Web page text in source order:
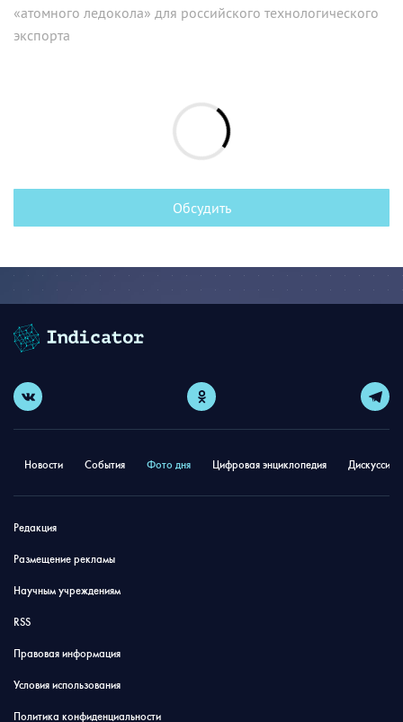
«атомного ледокола» для российского технологического
экспорта
Обсудить
Новости События Фото дня Цифровая энциклопедия
Редакция
Размещение рекламы
Научным учреждениям
RSS
Правовая информация
Условия использования
Политика конфиденциальности